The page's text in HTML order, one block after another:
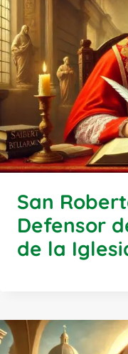
San
Defensor
de la